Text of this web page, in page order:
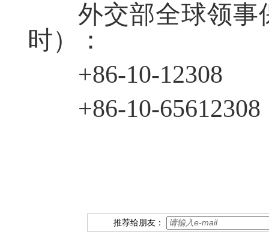
外交部全球领事
时）：
+86-10-12308
+86-10-65612308
推荐给朋友：